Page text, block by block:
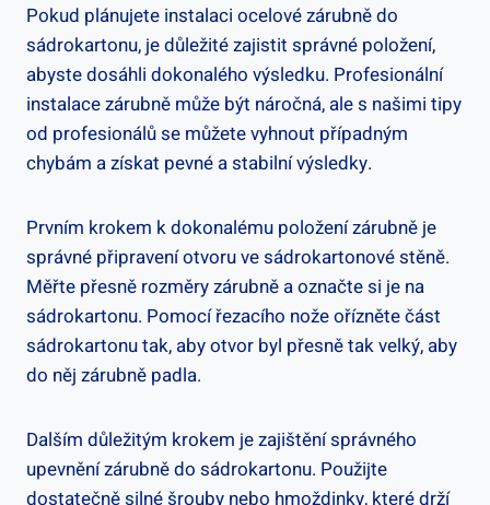
Pokud plánujete instalaci ocelové zárubně do
sádrokartonu, je důležité zajistit správné položení,
abyste dosáhli dokonalého výsledku. Profesionální
instalace zárubně může být náročná, ale s našimi tipy
od profesionálů se můžete vyhnout případným
chybám a získat pevné a stabilní výsledky.
Prvním krokem k dokonalému položení zárubně je
správné připravení otvoru ve sádrokartonové stěně.
Měřte přesně rozměry zárubně a označte si je na
sádrokartonu. Pomocí řezacího nože ořízněte část
sádrokartonu tak, aby otvor byl přesně tak velký, aby
do něj zárubně padla.
Dalším důležitým krokem je zajištění správného
upevnění zárubně do sádrokartonu. Použijte
dostatečně silné šrouby nebo hmoždinky, které drží